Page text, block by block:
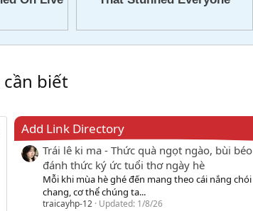
cần biết
Add Link Directory
Trái lê ki ma - Thức quà ngọt ngào, bùi béo
đánh thức ký ức tuổi thơ ngày hè
Mỗi khi mùa hè ghé đến mang theo cái nắng chói
chang, cơ thể chúng ta...
traicayhp-12 Updated: 1/8/26